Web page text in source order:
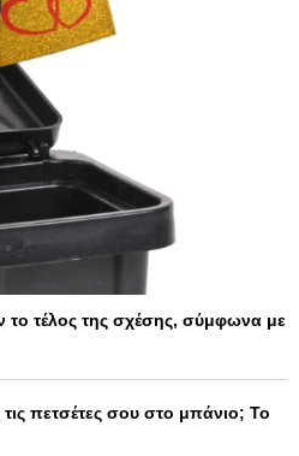
το τέλος της σχέσης, σύμφωνα με
τις πετσέτες σου στο μπάνιο; Το